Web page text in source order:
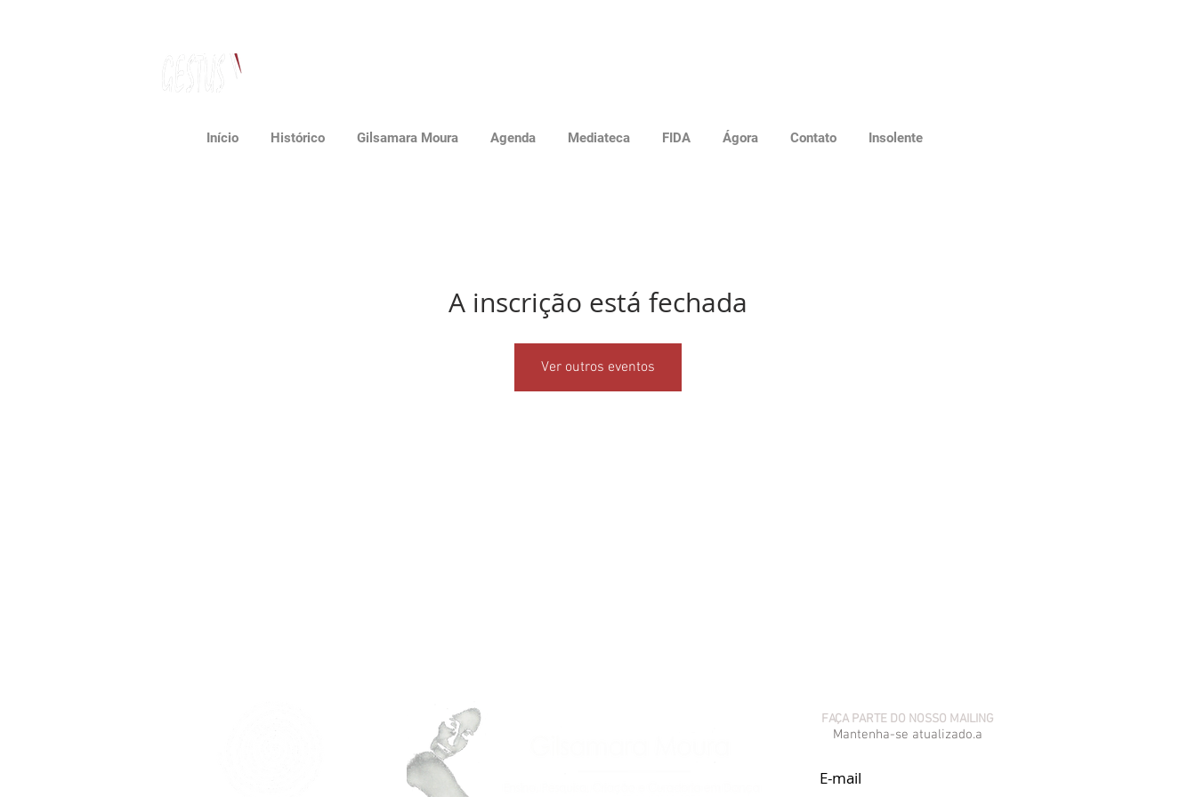
Início Histórico Gilsamara Moura Agenda Mediateca FIDA Ágora Contato Insolente
A inscrição está fechada
Ver outros eventos
FAÇA PARTE DO NOSSO MAILING
Mantenha-se atualizado.a